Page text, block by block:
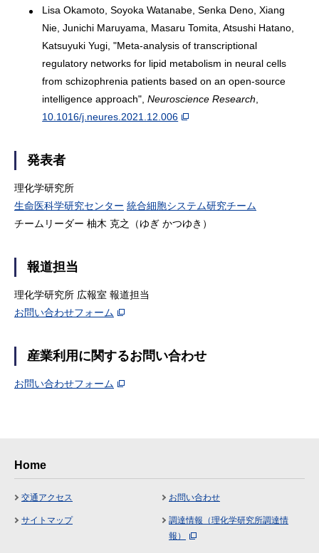
Lisa Okamoto, Soyoka Watanabe, Senka Deno, Xiang
Nie, Junichi Maruyama, Masaru Tomita, Atsushi Hatano,
Katsuyuki Yugi, "Meta-analysis of transcriptional
regulatory networks for lipid metabolism in neural cells
from schizophrenia patients based on an open-source
intelligence approach",Neuroscience Research,
10.1016/j.neures.2021.12.006
発表者
理化学研究所
生命医科学研究センター 統合細胞システム研究チーム
チームリーダー 柚木 克之（ゆぎ かつゆき）
報道担当
理化学研究所 広報室 報道担当
お問い合わせフォーム
産業利用に関するお問い合わせ
お問い合わせフォーム
Home
交通アクセス お問い合わせ
サイトマップ
調達情報（理化学研究所調達情
報）